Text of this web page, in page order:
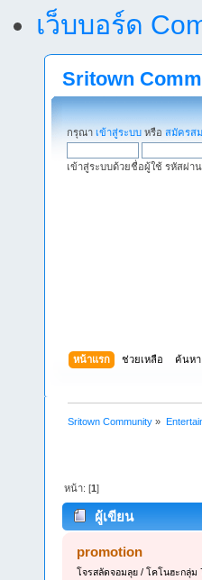
เว็บบอร์ด
Sritown
กรุณา เข้าสู่ระบบ หรือ สมัครส
เข้าสู่ระบบด้วยชื่อผู้ใช้ รหัสผ่า
หน้าแรก ช่วยเหลือ ค้นหา
Sritown Community »
หน้า: [1]
ผู้เขียน
promotion
โจรสลัดจอมลุย / โคโนฮะกลุ่ม